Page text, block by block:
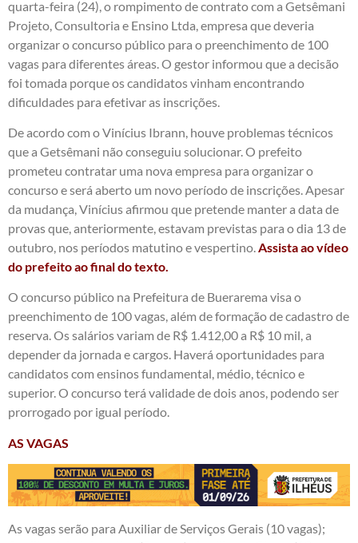
quarta-feira (24), o rompimento de contrato com a Getsêmani
Projeto, Consultoria e Ensino Ltda, empresa que deveria
organizar o concurso público para o preenchimento de 100
vagas para diferentes áreas. O gestor informou que a decisão
foi tomada porque os candidatos vinham encontrando
dificuldades para efetivar as inscrições.
De acordo com o Vinícius Ibrann, houve problemas técnicos
que a Getsêmani não conseguiu solucionar. O prefeito
prometeu contratar uma nova empresa para organizar o
concurso e será aberto um novo período de inscrições. Apesar
da mudança, Vinícius afirmou que pretende manter a data de
provas que, anteriormente, estavam previstas para o dia 13 de
outubro, nos períodos matutino e vespertino.Assista ao vídeo
do prefeito ao final do texto.
O concurso público na Prefeitura de Buerarema visa o
preenchimento de 100 vagas, além de formação de cadastro de
reserva. Os salários variam de R$ 1.412,00 a R$ 10 mil, a
depender da jornada e cargos. Haverá oportunidades para
candidatos com ensinos fundamental, médio, técnico e
superior. O concurso terá validade de dois anos, podendo ser
prorrogado por igual período.
AS VAGAS
As vagas serão para Auxiliar de Serviços Gerais (10 vagas);